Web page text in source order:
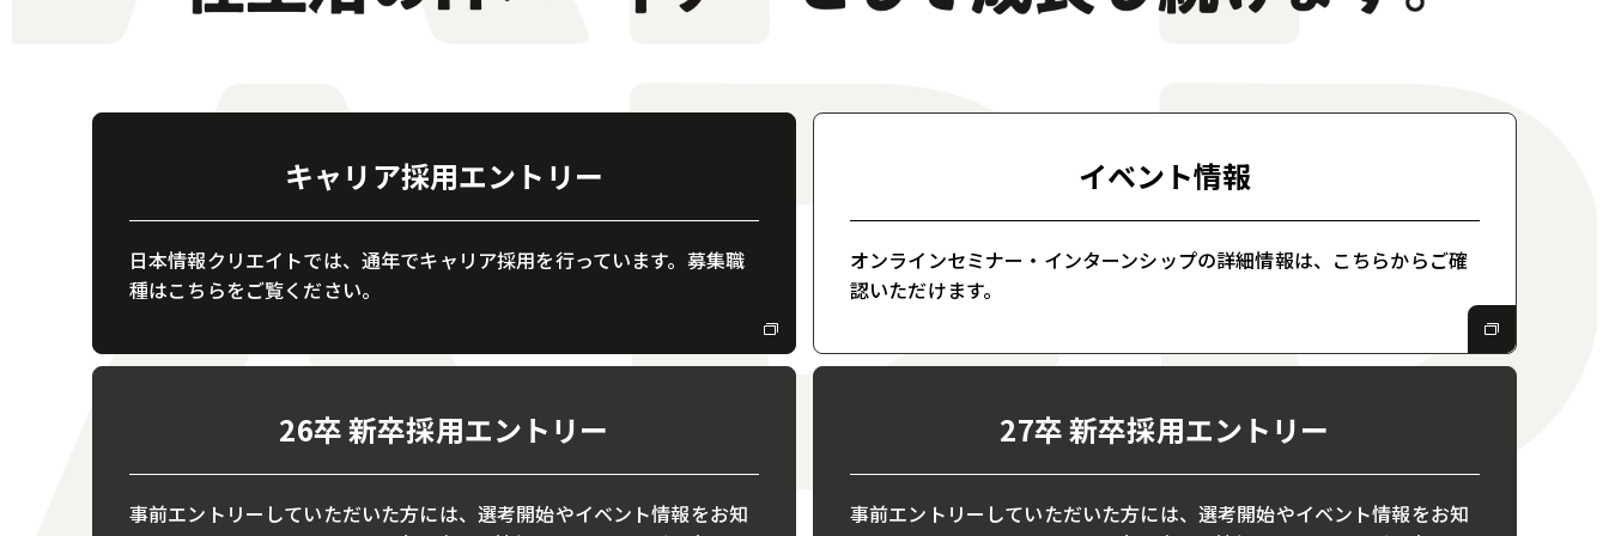
キャリア採用エントリー
日本情報クリエイトでは、通年でキャリア採用を行っています。募集職
種はこちらをご覧ください。
イベント情報
オンラインセミナー・インターンシップの詳細情報は、こちらからご確
認いただけます。
26卒 新卒採用エントリー
事前エントリーしていただいた方には、選考開始やイベント情報をお知
27卒 新卒採用エントリー
事前エントリーしていただいた方には、選考開始やイベント情報をお知